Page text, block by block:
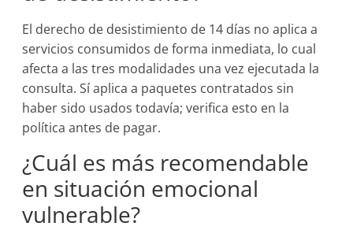
El derecho de desistimiento de 14 días no aplica a
servicios consumidos de forma inmediata, lo cual
afecta a las tres modalidades una vez ejecutada la
consulta. Sí aplica a paquetes contratados sin
haber sido usados todavía; verifica esto en la
política antes de pagar.
¿Cuál es más recomendable
en situación emocional
vulnerable?